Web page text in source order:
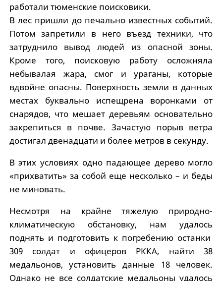
работали тюменские поисковики.
В лес пришли до печально известных событий.
Потом запретили в него въезд техники, что
затруднило вывод людей из опасной зоны.
Кроме того, поисковую работу осложняла
небывалая жара, смог и ураганы, которые
вдвойне опасны. Поверхность земли в данных
местах буквально испещрена воронками от
снарядов, что мешает деревьям основательно
закрепиться в почве. Зачастую порыв ветра
достигал двенадцати и более метров в секунду.
В этих условиях одно падающее дерево могло
«прихватить» за собой еще несколько – и беды
не миновать.
Несмотря на крайне тяжелую природно-
климатическую обстановку, нам удалось
поднять и подготовить к погребению останки
309 солдат и офицеров РККА, найти 38
медальонов, установить данные 18 человек.
Однако не все солдатские медальоны удалось